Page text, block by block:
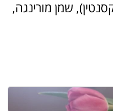
שמן מורינגה,